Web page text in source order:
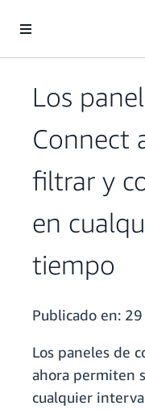
Los
Connect
filtrar y
en
tiempo
Publicado en:
Los paneles de
ahora permiten
cualquier